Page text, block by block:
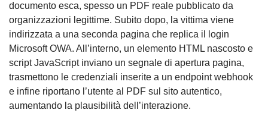
documento esca, spesso un PDF reale pubblicato da
organizzazioni legittime. Subito dopo, la vittima viene
indirizzata a una seconda pagina che replica il login
Microsoft OWA. All’interno, un elemento HTML nascosto e
script JavaScript inviano un segnale di apertura pagina,
trasmettono le credenziali inserite a un endpoint webhook
e infine riportano l’utente al PDF sul sito autentico,
aumentando la plausibilità dell’interazione.